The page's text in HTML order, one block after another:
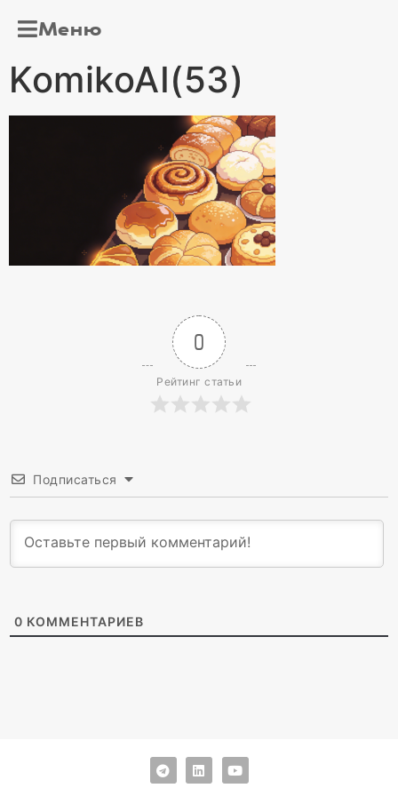
Меню
KomikoAI(53)
0
Рейтинг статьи
Подписаться
0 КОММЕНТАРИЕВ